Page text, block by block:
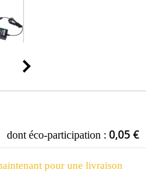
dont éco-participation : 0,05 €
pour une livraison